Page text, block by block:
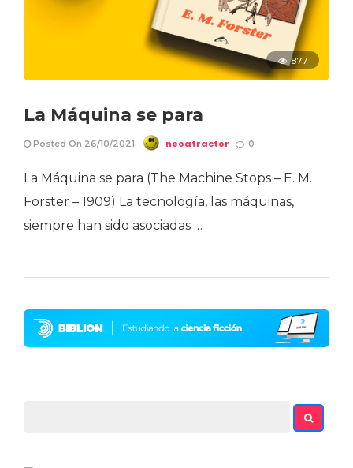
877
La Máquina se para
Posted On 26/10/2021 neoatractor 0
La Máquina se para (The Machine Stops – E. M.
Forster – 1909) La tecnología, las máquinas,
siempre han sido asociadas …